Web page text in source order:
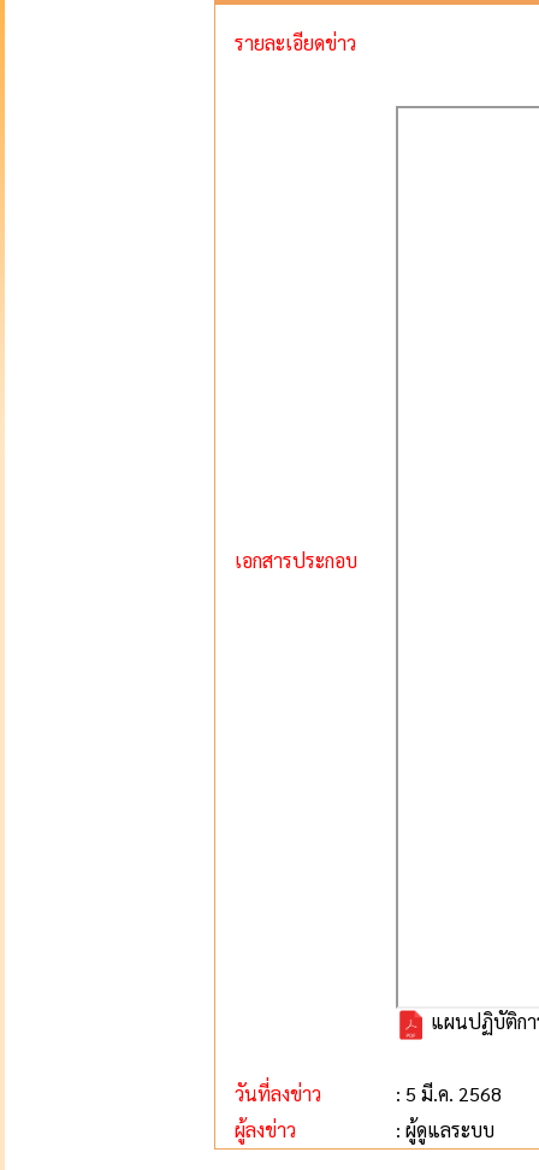
รายละเอียดข่าว
เอกสารประกอบ
แผนปฏิบัติกา
วันที่ลงข่าว
: 5 มี.ค. 2568
ผู้ลงข่าว
: ผู้ดูแลระบบ